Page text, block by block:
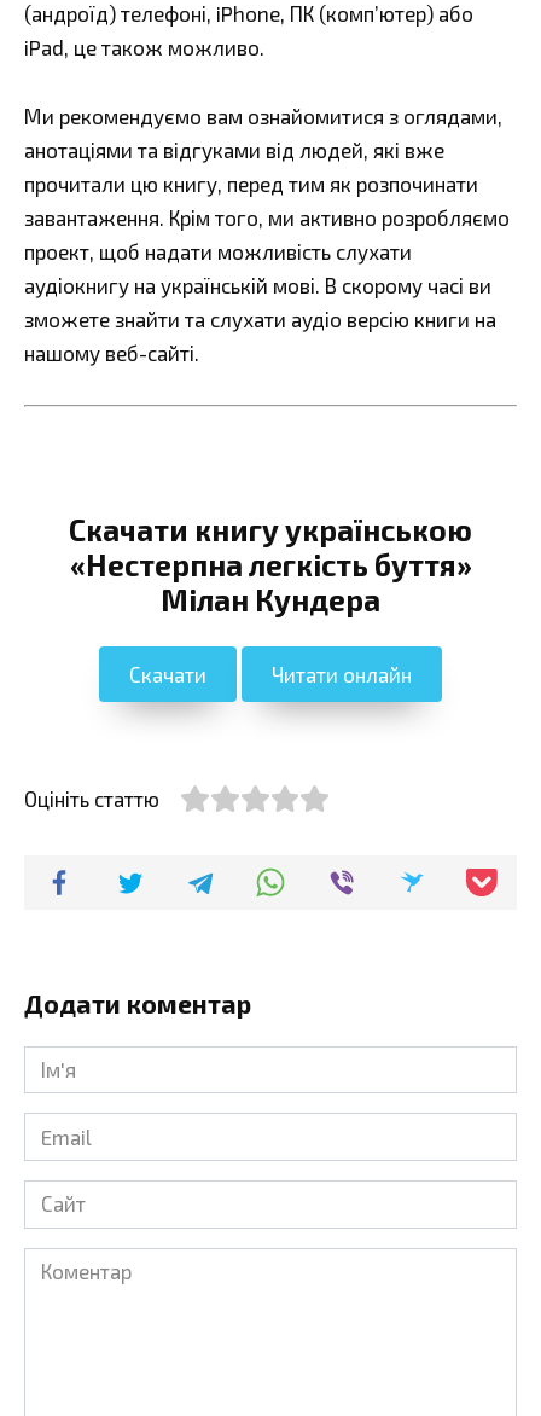
(андроїд) телефоні, iPhone, ПК (комп’ютер) або
iPad, це також можливо.
Ми рекомендуємо вам ознайомитися з оглядами,
анотаціями та відгуками від людей, які вже
прочитали цю книгу, перед тим як розпочинати
завантаження. Крім того, ми активно розробляємо
проект, щоб надати можливість слухати
аудіокнигу на українській мові. В скорому часі ви
зможете знайти та слухати аудіо версію книги на
нашому веб-сайті.
Скачати книгу українською
«Нестерпна легкість буття»
Мілан Кундера
Скачати Читати онлайн
Оцініть статтю
Додати коментар
Ім'я
Email
Сайт
Коментар